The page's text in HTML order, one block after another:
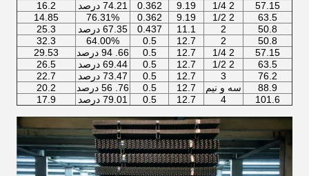
57.15
2 1/4
9.19
0.362 74.21 درصد
16.2
63.5
2 1/2
9.19
0.362
76.31%
14.85
50.8
2
11.1
0.437 67.35 درصد
25.3
50.8
2
12.7
0.5
64.00%
32.3
57.15
2 1/4
12.7
0.5 66. 94 درصد
29.53
63.5
2 1/2
12.7
0.5 69.44 درصد
26.5
76.2
3
12.7
0.5 73.47 درصد
22.7
88.9
سه و نیم 12.7
0.5 76. 56 درصد
20.2
101.6
4
12.7
0.5 79.01 درصد 17.9